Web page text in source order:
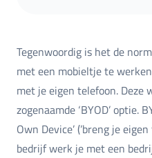
Tegenwoordig is het de
met een mobieltje te
met je eigen telefoon. Deze
zogenaamde ‘BYOD’ optie.
Own Device’ (’breng je
bedrijf werk je met een